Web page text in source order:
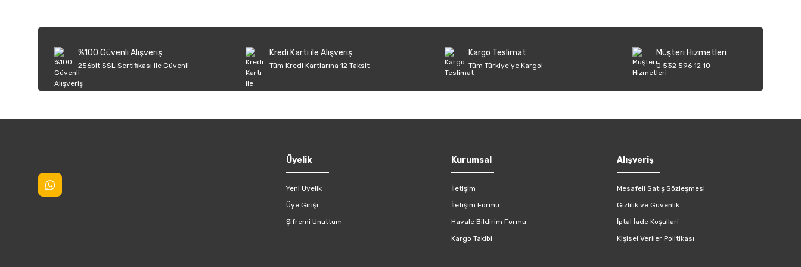
Ürün fiyatı diğer sitelerden daha pahalı.
Bu ürüne benzer farklı alternatifler olmalı.
%100 Güvenli Alışveriş
256bit SSL Sertifikası ile Güvenli
Kredi Kartı ile Alışveriş
Tüm Kredi Kartlarına 12 Taksit
Kargo Teslimat
Tüm Türkiye’ye Kargo!
Müşteri Hizmetleri
0 532 596 12 10
Üyelik
Yeni Üyelik
Üye Girişi
Şifremi Unuttum
Kurumsal
İletişim
İletişim Formu
Havale Bildirim Formu
Kargo Takibi
Alışveriş
Mesafeli Satış Sözleşmesi
Gizlilik ve Güvenlik
İptal İade Koşullari
Kişisel Veriler Politikası